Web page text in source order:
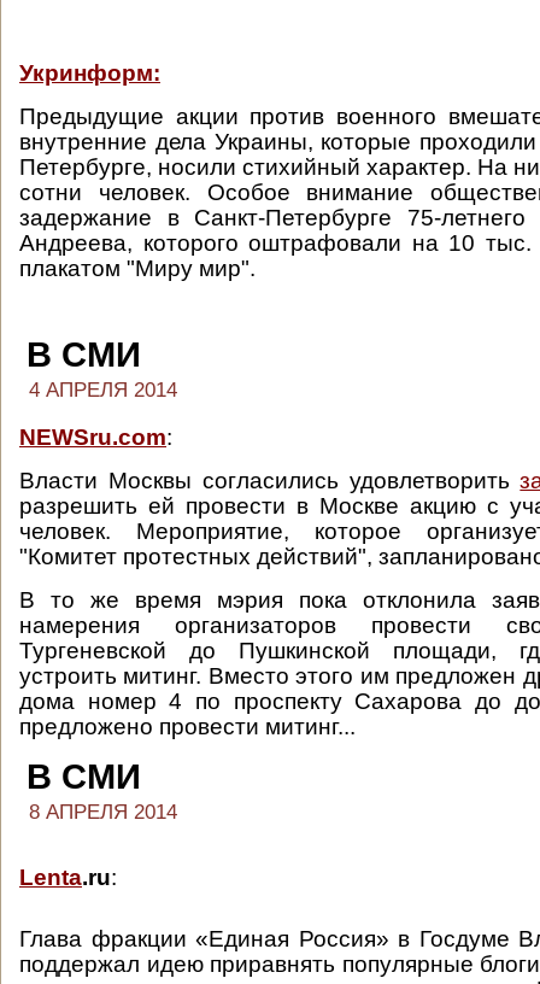
Укринформ:
Предыдущие акции против военного
внутренние дела Украины, которые
Петербурге, носили стихийный характер. На
сотни человек. Особое внимание
задержание в Санкт-Петербурге 75-летнего
Андреева, которого оштрафовали на 10 тыс.
плакатом "Миру мир".
В СМИ
4 АПРЕЛЯ 2014
NEWSru.com:
Власти Москвы согласились удовлетворить
разрешить ей провести в Москве акцию с
человек. Мероприятие, которое
"Комитет протестных действий",
В то же время мэрия пока отклонила
намерения организаторов провести
Тургеневской до Пушкинской площади,
устроить митинг. Вместо этого им предложен
дома номер 4 по проспекту Сахарова до
предложено провести митинг...
В СМИ
8 АПРЕЛЯ 2014
Lenta.ru:
Глава фракции «Единая Россия» в Госдуме
поддержал идею приравнять популярные